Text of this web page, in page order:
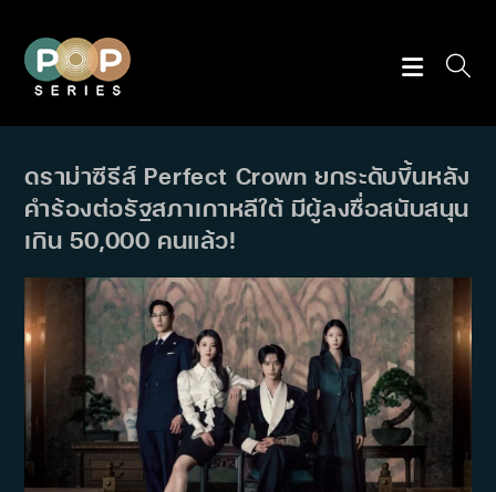
content
ดราม่าซีรีส์ Perfect Crown ยกระดับขึ้นหลัง
คำร้องต่อรัฐสภาเกาหลีใต้ มีผู้ลงชื่อสนับสนุน
เกิน 50,000 คนแล้ว!